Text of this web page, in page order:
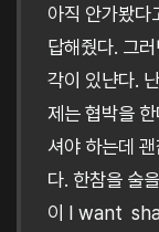
아직 안가봤
답해줬다. 그
각이 있냔다.
제는 협박을
셔야 하는데
다. 한참을 술
이 I want